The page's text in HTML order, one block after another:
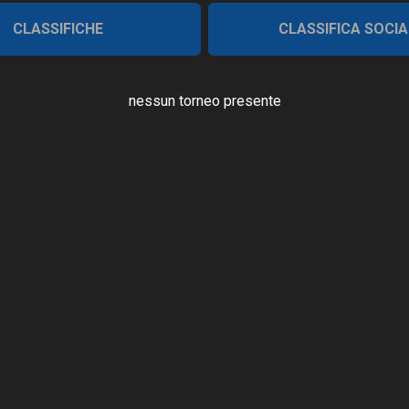
CLASSIFICHE CLASSIFICA
nessun torneo presente